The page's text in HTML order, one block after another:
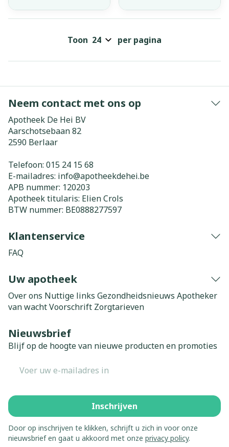
Toon per pagina
Neem contact met ons op
Apotheek De Hei BV
Aarschotsebaan 82
2590 Berlaar
Telefoon: 015 24 15 68
E-mailadres: info@apotheekdehei.be
APB nummer: 120203
Apotheek titularis: Elien Crols
BTW nummer: BE0888277597
Klantenservice
FAQ
Uw apotheek
Over ons Nuttige links Gezondheidsnieuws Apotheker
van wachtVoorschrift Zorgtarieven
Nieuwsbrief
Blijf op de hoogte van nieuwe producten en promoties
Inschrijven
Door op inschrijven te klikken, schrijft u zich in voor onze
nieuwsbrief en gaat u akkoord met onze privacy policy.